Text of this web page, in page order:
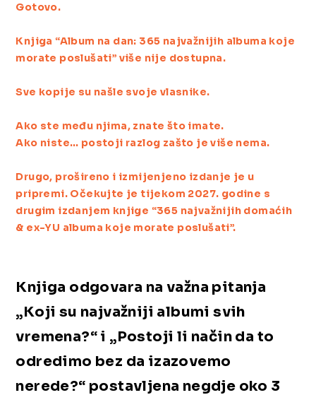
Gotovo.
Knjiga “Album na dan: 365 najvažnijih albuma koje
morate poslušati” više nije dostupna.
Sve kopije su našle svoje vlasnike.
Ako ste među njima, znate što imate.
Ako niste… postoji razlog zašto je više nema.
Drugo, prošireno i izmijenjeno izdanje je u
pripremi. Očekujte je tijekom 2027. godine s
drugim izdanjem knjige “365 najvažnijih domaćih
& ex-YU albuma koje morate poslušati”.
Knjiga odgovara na važna pitanja
„Koji su najvažniji albumi svih
vremena?“ i „Postoji li način da to
odredimo bez da izazovemo
nerede?“ postavljena negdje oko 3